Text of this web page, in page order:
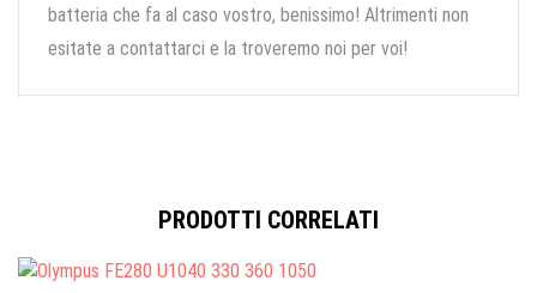
batteria che fa al caso vostro, benissimo! Altrimenti non
esitate a contattarci e la troveremo noi per voi!
PRODOTTI CORRELATI